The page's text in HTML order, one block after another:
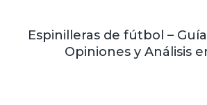
Espinilleras de fútbol –
Opiniones y Análisis